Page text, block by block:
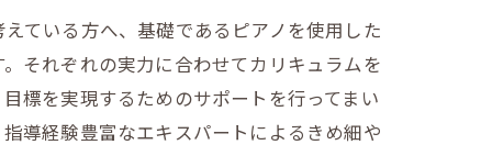
ている方へ、基礎であるピアノを使用した
それぞれの実力に合わせてカリキュラムを
標を実現するためのサポートを行ってまい
導経験豊富なエキスパートによるきめ細や